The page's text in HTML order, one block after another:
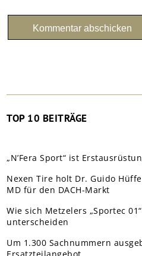
TOP 10 BEITRÄGE
„N’Fera Sport“ ist
Nexen Tire holt Dr. Guido
MD für den DACH-Markt
Wie sich Metzelers „Sportec
unterscheiden
Um 1.300 Sachnummern
Ersatzteilangebot